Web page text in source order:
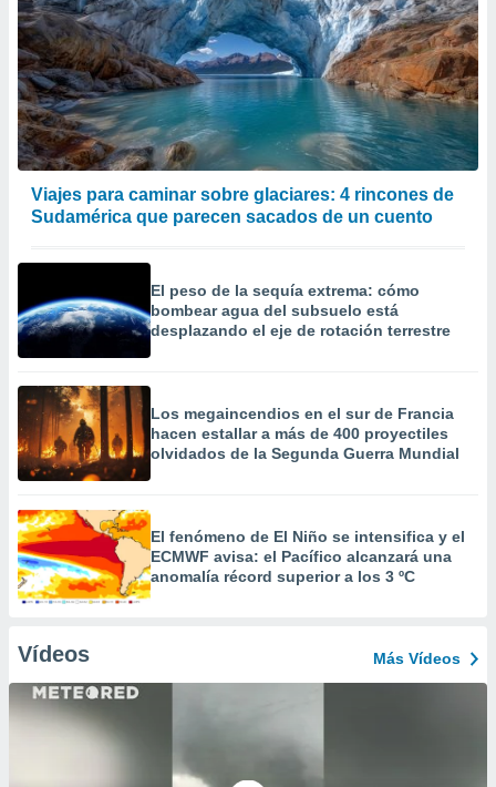
Viajes para caminar sobre glaciares: 4 rincones de
Sudamérica que parecen sacados de un cuento
El peso de la sequía extrema: cómo
bombear agua del subsuelo está
desplazando el eje de rotación terrestre
Los megaincendios en el sur de Francia
hacen estallar a más de 400 proyectiles
olvidados de la Segunda Guerra Mundial
El fenómeno de El Niño se intensifica y el
ECMWF avisa: el Pacífico alcanzará una
anomalía récord superior a los 3 ºC
Vídeos Más Vídeos